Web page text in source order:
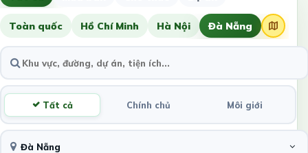
Toàn quốc Hồ Chí Minh Hà Nội Đà Nẵng
Tất cả Chính chủ Môi giới
Đà Nẵng